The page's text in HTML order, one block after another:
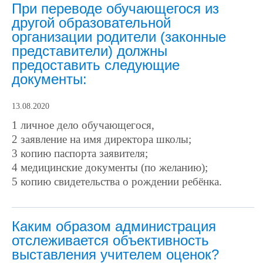
При переводе обучающегося из
другой образовательной
организации родители (законные
представители) должны
предоставить следующие
документы:
13.08.2020
1 личное дело обучающегося,
2 заявление на имя директора школы;
3 копию паспорта заявителя;
4 медицинские документы (по желанию);
5 копию свидетельства о рождении ребёнка.
Каким образом администрация
отслеживается объективность
выставления учителем оценок?